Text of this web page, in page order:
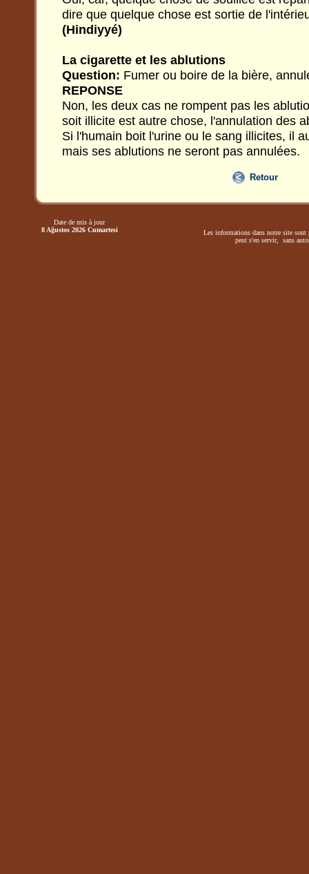
dire que quelque chose est sortie de
(Hindiyyé)
La cigarette et les ablutions
Question: Fumer ou boire de la bière,
REPONSE
Non, les deux cas ne rompent pas les
soit illicite est autre chose, l'annulation des
Si l'humain boit l'urine ou le sang illicites, il
mais ses ablutions ne seront pas annulées.
Retour
Date de mis à jour
8 Ağustos 2026 Cumartesi
Les informations dans notre site
peut s'en servir, sans